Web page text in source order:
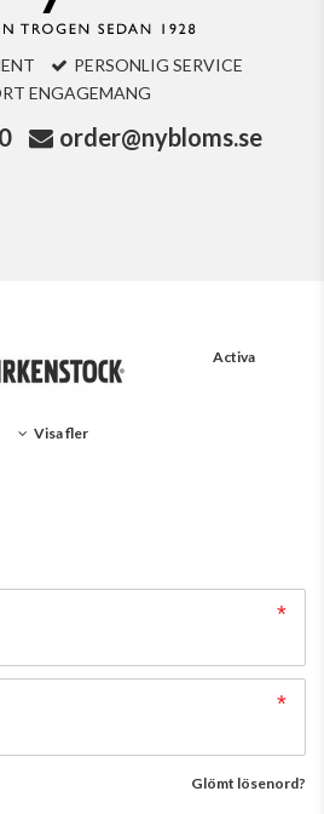
PERSONLIG SERVICE
ENGAGEMANG
order@nybloms.se
Activa
Visa fler
Glömt lösenord?